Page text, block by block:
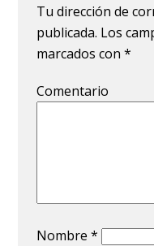
Tu dirección de
publicada. Los
marcados con*
Comentario
Nombre*